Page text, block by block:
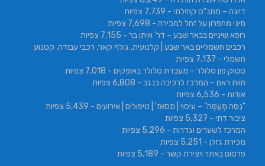
דיונה – מתנ"ס קהילתי - 7,739 צפיות
מיני מחפרון על זחל למכירה - 7,698 צפיות
רופא שיניים בבאר שבע – דר' איתן בר - 7,155 צפיות
רכבים חשמליים באר שבע | קלנועית, גולף קאר, רכבי עבודה, קטנוע
חשמלי - 7,137 צפיות
סטוק פון סלולר – מעבדת סלולר באופקים - 7,018 צפיות
חוות ראם – המרכז לרכיבה בנגב - 6,808 צפיות
אודות - 6,536 צפיות
"נַסֵּה מְעַסֶּה" – עיסוי | מסאז' | טיפולים | אירועים - 5,439 צפיות
ציבור דתי - 5,327 צפיות
המרכז לשערים וגדרות - 5,296 צפיות
מכירת גזלן - 5,251 צפיות
פרסום באתר ויצירת קשר - 5,189 צפיות